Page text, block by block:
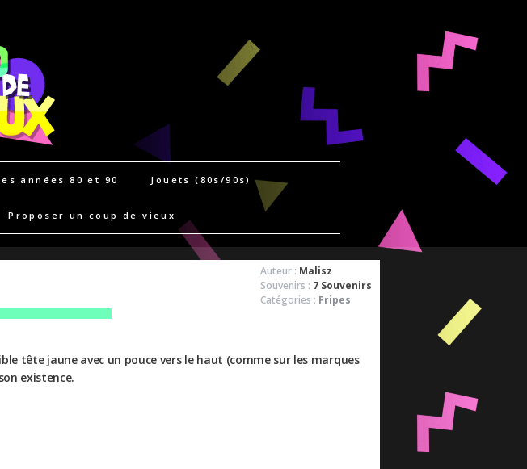
années 80 et 90 Jouets (80s/90s)
Proposer un coup de vieux
Auteur : Malisz
Souvenirs : 7 Souvenirs
Catégories : Fripes
tête jaune avec un pouce vers le haut (comme sur les marques
existence.